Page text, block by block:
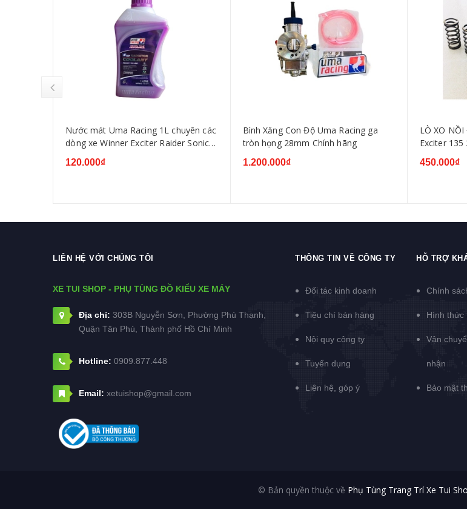
Nước mát Uma Racing 1L chuyên các
dòng xe Winner Exciter Raider Sonic
nhập khẩu Malaysia
120.000₫
Bình Xăng Con Độ Uma Racing ga
tròn họng 28mm Chính hãng
1.200.000₫
LÒ XO NỒI
Exciter 135
LÒ XO
450.000₫
LIÊN HỆ VỚI CHÚNG TÔI
XE TUI SHOP - PHỤ TÙNG ĐỒ KIỂU XE MÁY
Địa chỉ: 303B Nguyễn Sơn, Phường Phú Thạnh,
Quận Tân Phú, Thành phố Hồ Chí Minh
Hotline: 0909.877.448
Email: xetuishop@gmail.com
THÔNG TIN VỀ CÔNG TY
Đối tác kinh doanh
Tiêu chí bán hàng
Nội quy công ty
Tuyển dụng
Liên hệ, góp ý
HỖ TRỢ
Chính
Hình thức
Vận
nhận
Bảo mật
© Bản quyền thuộc về Phụ Tùng Trang Trí Xe Tui